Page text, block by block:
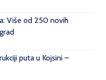
Više od 250 novih
puta u Kojsini –